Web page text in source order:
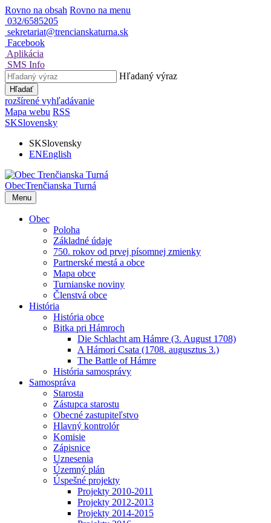
Rovno na obsah Rovno na menu
032/6585205
sekretariat@trencianskaturna.sk
Facebook
Aplikácia
SMS Info
Hľadaný výraz
Hľadať
rozšírené vyhľadávanie
Mapa webu RSS
SKSlovensky
SKSlovensky
ENEnglish
ObecTrenčianska Turná
Menu
Obec
Poloha
Základné údaje
750. rokov od prvej písomnej zmienky
Partnerské mestá a obce
Mapa obce
Turnianske noviny
Členstvá obce
História
História obce
Bitka pri Hámroch
Die Schlacht am Hámre (3. August 1708)
A Hámori Csata (1708. augusztus 3.)
The Battle of Hámre
História samosprávy
Samospráva
Starosta
Zástupca starostu
Obecné zastupiteľstvo
Hlavný kontrolór
Komisie
Zápisnice
Uznesenia
Územný plán
Úspešné projekty
Projekty 2010-2011
Projekty 2012-2013
Projekty 2014-2015